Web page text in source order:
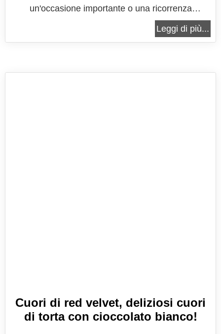
un'occasione importante o una ricorrenza
particolare, come in questo caso la festa più
romantica dell'anno, quella nella quale gli
Leggi di più...
Cuori di red velvet, deliziosi cuori
di torta con cioccolato bianco!